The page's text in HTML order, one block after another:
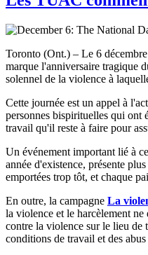
Toronto (Ont.) – Le 6
marque l'anniversaire tragique
solennel de la violence à
Cette journée est un appel à
personnes bispirituelles qui ont
travail qu'il reste à faire pour
Un événement important lié à
année d'existence, présente
emportées trop tôt, et chaque
En outre, la campagne La
la violence et le harcèlement
contre la violence sur le lieu de
conditions de travail et des